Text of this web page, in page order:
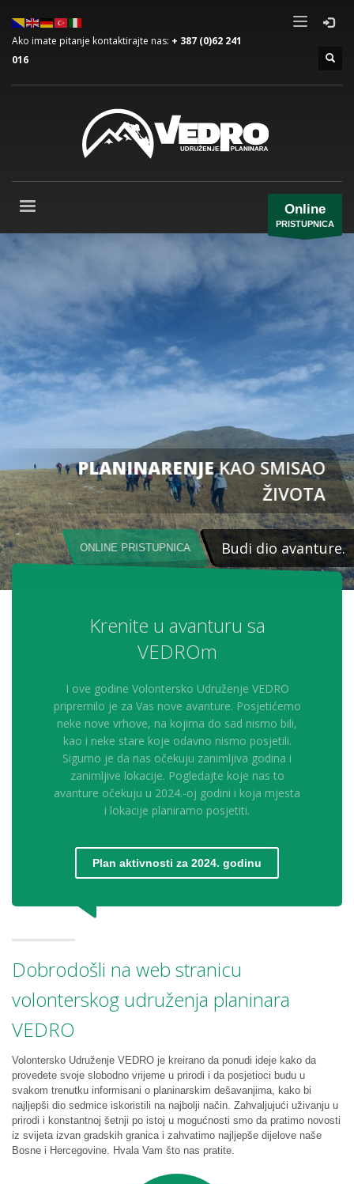
Ako imate pitanje kontaktirajte nas: + 387 (0)62 241
016
Online
PRISTUPNICA
PLANINARENJEKAO SMISAO
ŽIVOTA
Budi dio avanture.
ONLINE PRISTUPNICA
Krenite u avanturu sa
VEDROm
I ove godine Volontersko Udruženje VEDRO
pripremilo je za Vas nove avanture. Posjetićemo
neke nove vrhove, na kojima do sad nismo bili,
kao i neke stare koje odavno nismo posjetili.
Sigurno je da nas očekuju zanimljiva godina i
zanimljive lokacije. Pogledajte koje nas to
avanture očekuju u 2024.-oj godini i koja mjesta
i lokacije planiramo posjetiti.
Plan aktivnosti za 2024. godinu
Dobrodošli na web stranicu
volonterskog udruženja planinara
VEDRO
Volontersko Udruženje VEDRO je kreirano da ponudi ideje kako da
provedete svoje slobodno vrijeme u prirodi i da posjetioci budu u
svakom trenutku informisani o planinarskim dešavanjima, kako bi
najljepši dio sedmice iskoristili na najbolji način. Zahvaljujući uživanju u
prirodi i konstantnoj šetnji po istoj u mogućnosti smo da pratimo novosti
iz svijeta izvan gradskih granica i zahvatimo najljepše dijelove naše
Bosne i Hercegovine. Hvala Vam što nas pratite.